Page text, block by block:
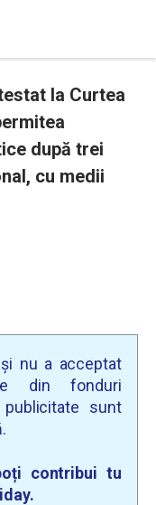
la Curtea
după trei
cu medii
nu a acceptat
din fonduri
publicitate sunt
contribui tu